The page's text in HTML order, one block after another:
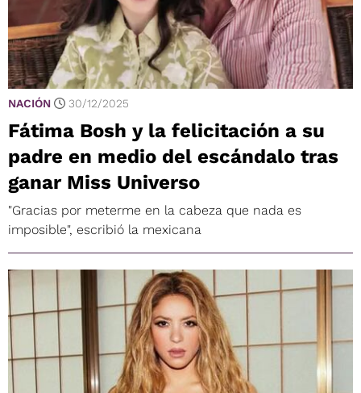
NACIÓN 30/12/2025
Fátima Bosh y la felicitación a su
padre en medio del escándalo tras
ganar Miss Universo
"Gracias por meterme en la cabeza que nada es
imposible", escribió la mexicana